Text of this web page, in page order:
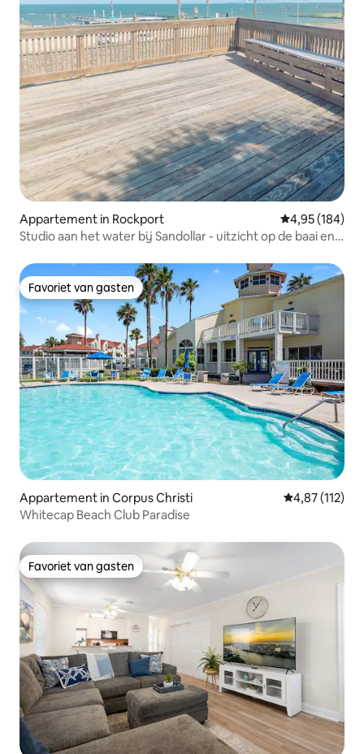
Appartement in Rockport Gemiddelde
4,95 (184)
Studio aan het water bij Sandollar - uitzicht op de baai en
Favoriet van gasten
Favoriet van gasten
Appartement in Corpus Christi Gemiddelde
4,87 (112)
Whitecap Beach Club Paradise
Favoriet van gasten
Favoriet van gasten